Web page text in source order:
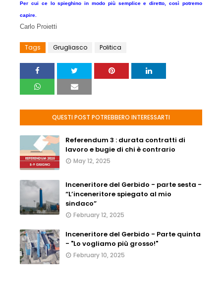
Per cui ce lo spieghino in modo più semplice e diretto, così potremo
capire.
Carlo Proietti
Tags Grugliasco Politica
QUESTI POST POTREBBERO INTERESSARTI
Referendum 3 : durata contratti di
lavoro e bugie di chi è contrario
May 12, 2025
Inceneritore del Gerbido - parte sesta -
“L’inceneritore spiegato al mio
sindaco”
February 12, 2025
Inceneritore del Gerbido - Parte quinta
- "Lo vogliamo più grosso!"
February 10, 2025